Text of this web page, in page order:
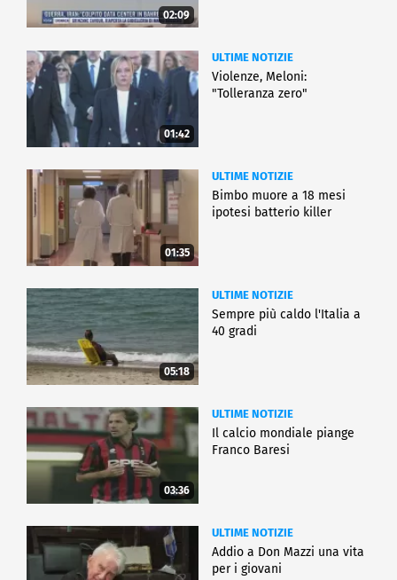
02:09
01:42
ULTIME NOTIZIE
Violenze, Meloni:
"Tolleranza zero"
01:35
ULTIME NOTIZIE
Bimbo muore a 18 mesi
ipotesi batterio killer
05:18
ULTIME NOTIZIE
Sempre più caldo l'Italia a
40 gradi
03:36
ULTIME NOTIZIE
Il calcio mondiale piange
Franco Baresi
ULTIME NOTIZIE
Addio a Don Mazzi una vita
per i giovani